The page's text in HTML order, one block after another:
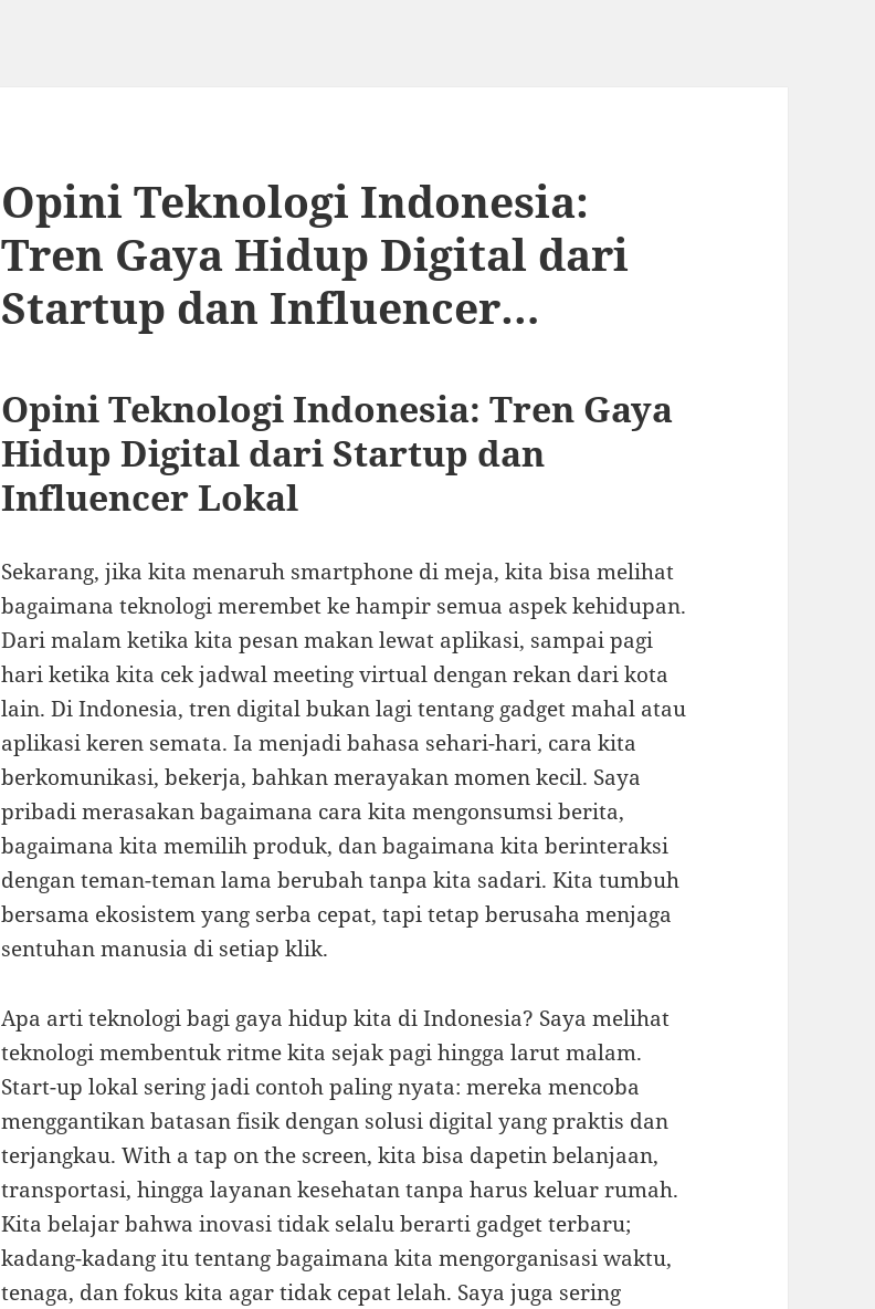
Opini Teknologi Indonesia:
Tren Gaya Hidup Digital dari
Startup dan Influencer…
Opini Teknologi Indonesia: Tren Gaya
Hidup Digital dari Startup dan
Influencer Lokal
Sekarang, jika kita menaruh smartphone di meja, kita bisa melihat
bagaimana teknologi merembet ke hampir semua aspek kehidupan.
Dari malam ketika kita pesan makan lewat aplikasi, sampai pagi
hari ketika kita cek jadwal meeting virtual dengan rekan dari kota
lain. Di Indonesia, tren digital bukan lagi tentang gadget mahal atau
aplikasi keren semata. Ia menjadi bahasa sehari-hari, cara kita
berkomunikasi, bekerja, bahkan merayakan momen kecil. Saya
pribadi merasakan bagaimana cara kita mengonsumsi berita,
bagaimana kita memilih produk, dan bagaimana kita berinteraksi
dengan teman-teman lama berubah tanpa kita sadari. Kita tumbuh
bersama ekosistem yang serba cepat, tapi tetap berusaha menjaga
sentuhan manusia di setiap klik.
Apa arti teknologi bagi gaya hidup kita di Indonesia? Saya melihat
teknologi membentuk ritme kita sejak pagi hingga larut malam.
Start-up lokal sering jadi contoh paling nyata: mereka mencoba
menggantikan batasan fisik dengan solusi digital yang praktis dan
terjangkau. With a tap on the screen, kita bisa dapetin belanjaan,
transportasi, hingga layanan kesehatan tanpa harus keluar rumah.
Kita belajar bahwa inovasi tidak selalu berarti gadget terbaru;
kadang-kadang itu tentang bagaimana kita mengorganisasi waktu,
tenaga, dan fokus kita agar tidak cepat lelah. Saya juga sering